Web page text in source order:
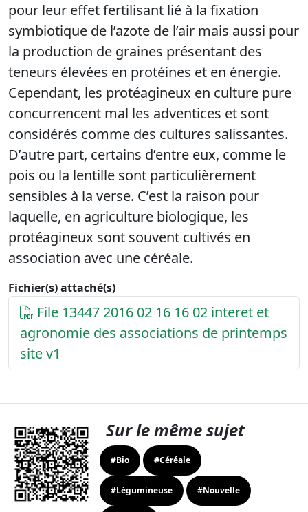
pour leur effet fertilisant lié à la fixation
symbiotique de l’azote de l’air mais aussi pour
la production de graines présentant des
teneurs élevées en protéines et en énergie.
Cependant, les protéagineux en culture pure
concurrencent mal les adventices et sont
considérés comme des cultures salissantes.
D’autre part, certains d’entre eux, comme le
pois ou la lentille sont particulièrement
sensibles à la verse. C’est la raison pour
laquelle, en agriculture biologique, les
protéagineux sont souvent cultivés en
association avec une céréale.
Fichier(s) attaché(s)
File 13447 2016 02 16 16 02 interet et
agronomie des associations de printemps
site v1
Sur le même sujet
#Bio #Céréale
#Légumineuse #Nouvelle